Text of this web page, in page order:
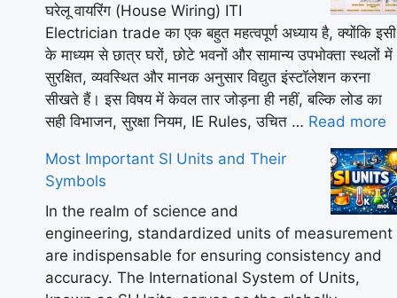
घरेलू वायरिंग (House Wiring) ITI
Electrician trade का एक बहुत महत्वपूर्ण अध्याय है, क्योंकि इसी
के माध्यम से छात्र घरों, छोटे भवनों और सामान्य उपभोक्ता स्थलों में
सुरक्षित, व्यवस्थित और मानक अनुसार विद्युत इंस्टॉलेशन करना
सीखते हैं। इस विषय में केवल तार जोड़ना ही नहीं, बल्कि लोड का
सही विभाजन, सुरक्षा नियम, IE Rules, उचित … Read more
Most Important SI Units and Their
Symbols
In the realm of science and
engineering, standardized units of measurement
are indispensable for ensuring consistency and
accuracy. The International System of Units,